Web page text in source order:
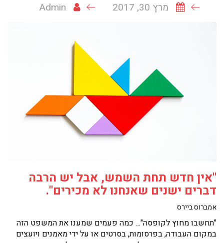
מרץ 30, 2017
"אין חדש תחת השמש, אבל יש הרבה
דברים ישנים שאנחנו לא מכירים".
אמברוס ביירס
"תחשבו מחוץ לקופסה"… כמה פעמים שמענו את המשפט הזה
במקום העבודה, בפרסומות, בסרטים או על ידי מאמנים ויועצים